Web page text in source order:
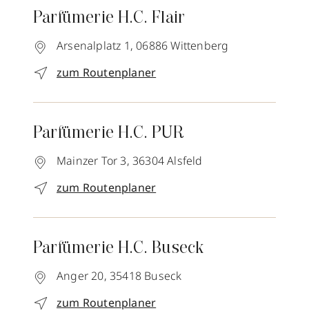
Parfümerie H.C. Flair
Arsenalplatz 1, 06886 Wittenberg
zum Routenplaner
Parfümerie H.C. PUR
Mainzer Tor 3, 36304Alsfeld
zum Routenplaner
Parfümerie H.C. Buseck
Anger 20, 35418 Buseck
zum Routenplaner